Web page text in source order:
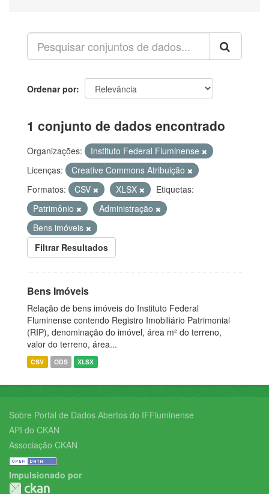
Ordenar por
1 conjunto de dados encontrado
Organizações:
Instituto Federal Fluminense
Licenças:
Creative Commons Atribuição
Formatos:
CSV XLSX
Etiquetas:
Patrimônio
Administração
Bens imóveis
Filtrar Resultados
Bens Imóveis
Relação de bens imóveis do Instituto Federal
Fluminense contendo Registro Imobiliário Patrimonial
(RIP), denominação do imóvel, área m² do terreno,
valor do terreno, área...
CSV ODS XLSX
Sobre Portal de Dados Abertos do IFFluminense
API do CKAN
Associação CKAN
Impulsionado por